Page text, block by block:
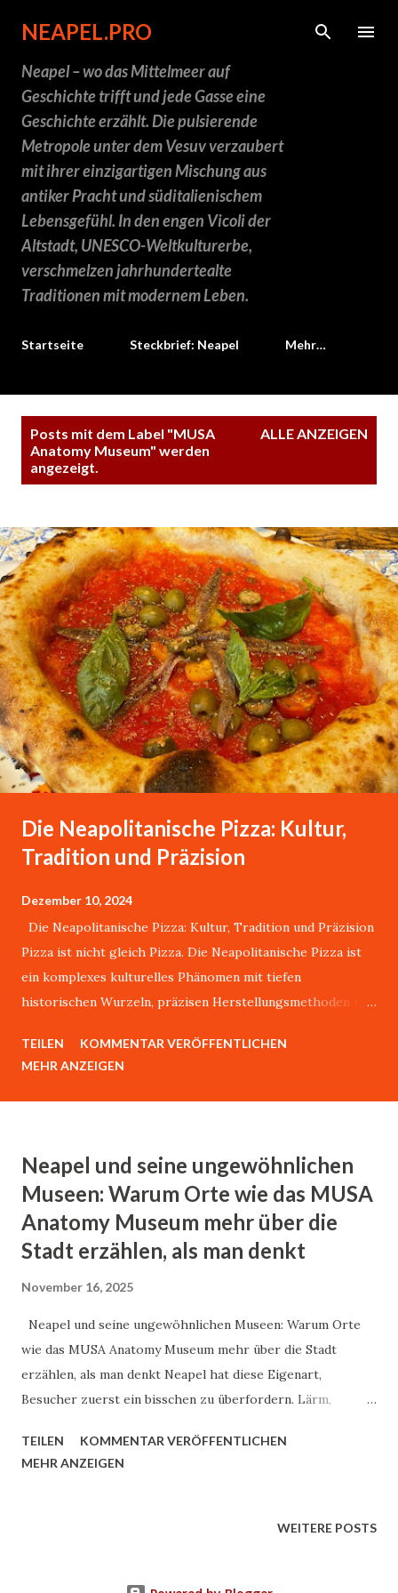
Direkt zum Hauptbereich
NEAPEL.PRO
Neapel – wo das Mittelmeer auf
Geschichte trifft und jede Gasse eine
Geschichte erzählt. Die pulsierende
Metropole unter dem Vesuv verzaubert
mit ihrer einzigartigen Mischung aus
antiker Pracht und süditalienischem
Lebensgefühl. In den engen Vicoli der
Altstadt, UNESCO-Weltkulturerbe,
verschmelzen jahrhundertealte
Traditionen mit modernem Leben.
Startseite Steckbrief: Neapel Mehr…
s
Posts mit dem Label "MUSA
Anatomy Museum" werden
angezeigt.
ALLE ANZEIGEN
Die Neapolitanische Pizza: Kultur,
Tradition und Präzision
Dezember 10, 2024
Die Neapolitanische Pizza: Kultur, Tradition und Präzision
Pizza ist nicht gleich Pizza. Die Neapolitanische Pizza ist
ein komplexes kulturelles Phänomen mit tiefen
historischen Wurzeln, präzisen Herstellungsmethoden und
Thema könnte ich stundenlang mit Giovanni sprechen.
durch ein waschechter Neapolitaner. Er sagt:"Es gibt nur
kulturellen Dimensionen dieses traditionsreichen Gerichts.
Historische Entwicklung Ursprünge der Pizza Die
Entstehung der Pizza lässt sich bis in das 6. Jahrhundert v.
Chr. zurückverfolgen, als griechische Siedler in Neapel
sich jedoch erst im 18. und 19. Jahrhundert. Entscheidende
historische Momente: 1734: ...
TEILEN
KOMMENTAR VERÖFFENTLICHEN
MEHR ANZEIGEN
Neapel und seine ungewöhnlichen
Museen: Warum Orte wie das MUSA
Anatomy Museum mehr über die
Stadt erzählen, als man denkt
November 16, 2025
Neapel und seine ungewöhnlichen Museen: Warum Orte
wie das MUSA Anatomy Museum mehr über die Stadt
erzählen, als man denkt Neapel hat diese Eigenart,
Besucher zuerst ein bisschen zu überfordern. Lärm,
wird. Kirchen, die aussehen, als hätte sich ein Barockmaler
Hinterkopf schwebt – der Vesuv. Viele kommen wegen
TEILEN
KOMMENTAR VERÖFFENTLICHEN
MEHR ANZEIGEN
WEITERE POSTS